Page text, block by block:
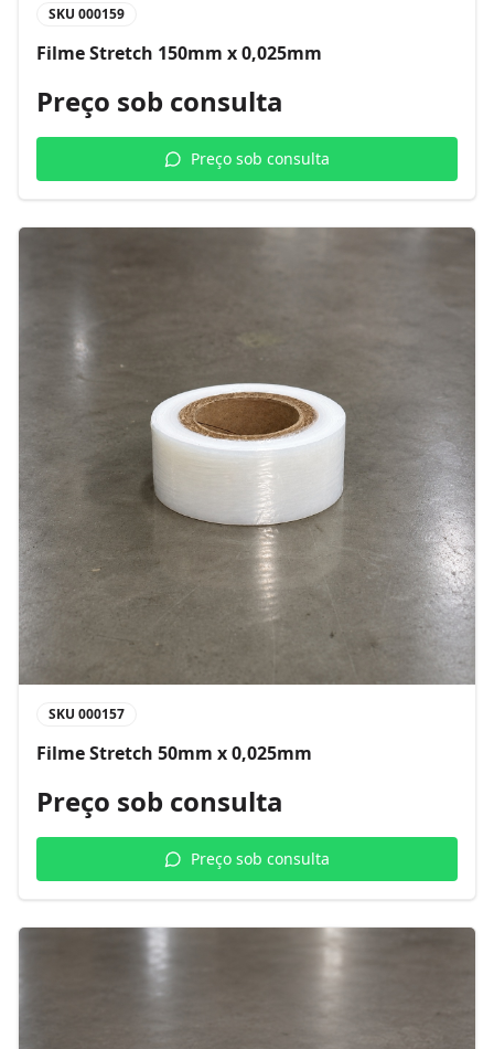
SKU 000159
Filme Stretch 150mm x 0,025mm
Preço sob consulta
Preço sob consulta
SKU 000157
Filme Stretch 50mm x 0,025mm
Preço sob consulta
Preço sob consulta